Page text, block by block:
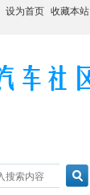
设为首页 收藏本站